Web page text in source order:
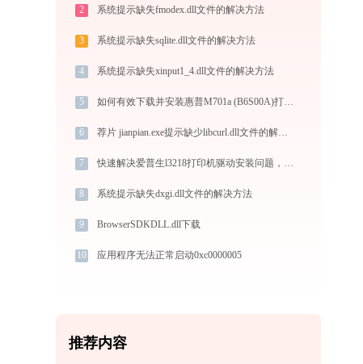
2 系统提示缺失fmodex.dll文件的解决方法
3 系统提示缺失sqlite.dll文件的解决方法
4 系统提示缺失xinput1_4.dll文件的解决方法
5 如何有效下载并安装惠普M701a (B6S00A)打印机驱动？全方位指导手册
6 荐片 jianpian.exe提示缺少libcurl.dll文件的解决办法
7 快速解决爱普生l3218打印机驱动安装问题，这篇文章告诉你方法
8 系统提示缺失dxgi.dll文件的解决方法
9 BrowserSDKDLL.dll下载
10 应用程序无法正常启动0xc0000005
推荐内容